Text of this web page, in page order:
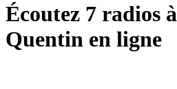
Écoutez 7 radios à
Quentin en ligne